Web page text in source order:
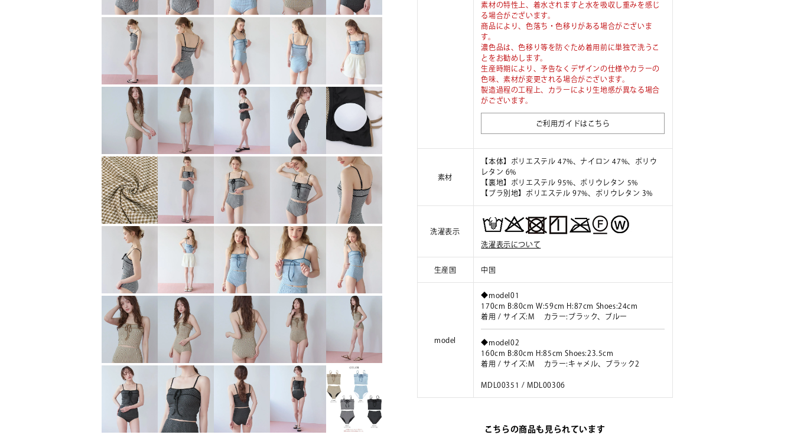
素材の特性上、着水されますと水を吸収し重みを感じ
る場合がございます。
商品により、色落ち・色移りがある場合がございま
す。
濃色品は、色移り等を防ぐため着用前に単独で洗うこ
とをお勧めします。
生産時期により、予告なくデザインの仕様やカラーの
色味、素材が変更される場合がございます。
製造過程の工程上、カラーにより生地感が異なる場合
がございます。
ご利用ガイドはこちら
素材
【本体】ポリエステル 47%、ナイロン 47%、ポリウ
レタン 6%
【裏地】ポリエステル 95%、ポリウレタン 5%
【ブラ別地】ポリエステル 97%、ポリウレタン 3%
洗濯表示
洗濯表示について
生産国 中国
model
◆model01
170cm B:80cm W:59cm H:87cm Shoes:24cm
着用 / サイズ:M カラー:ブラック、ブルー
◆model02
160cm B:80cm H:85cm Shoes:23.5cm
着用 / サイズ:M カラー:キャメル、ブラック2
MDL00351 / MDL00306
こちらの商品も見られています